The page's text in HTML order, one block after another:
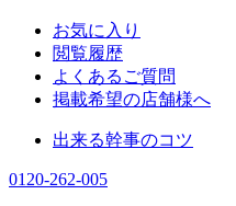
お気に入り
閲覧履歴
よくあるご質問
掲載希望の店舗様へ
出来る幹事のコツ
0120-262-005